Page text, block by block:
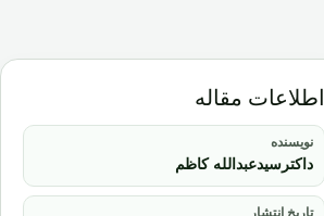
اطلاعات مقاله
داکترسیدعبدالله کاظم
تاریخ انتشار